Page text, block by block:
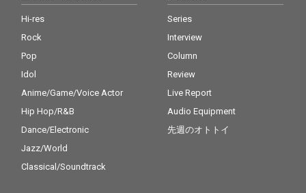
Hi-res
Rock
Pop
Idol
Anime/Game/Voice Actor
Hip Hop/R&B
Dance/Electronic
Jazz/World
Classical/Soundtrack
Series
Interview
Column
Review
Live Report
Audio Equipment
先週のオトトイ